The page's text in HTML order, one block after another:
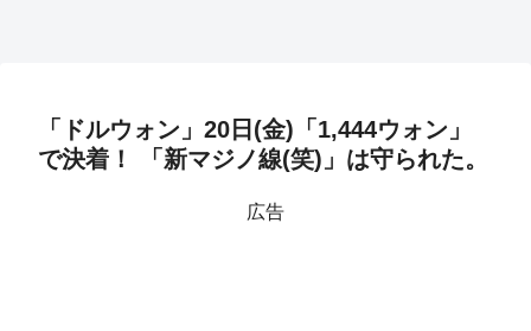
「ドルウォン」20日(金)「1,444ウォン」
で決着！ 「新マジノ線(笑)」は守られた。
広告